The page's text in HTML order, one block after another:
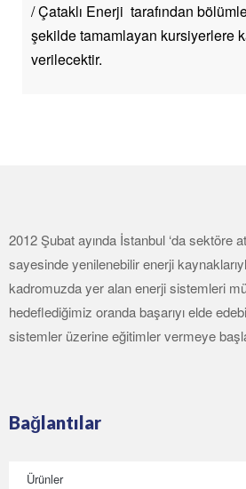
/ Çataklı Enerji tarafından
şekilde tamamlayan kursiyerlere
verilecektir.
2012 Şubat ayında İstanbul ‘da sektöre
sayesinde yenilenebilir enerji
kadromuzda yer alan enerji sistemleri
hedeflediğimiz oranda başarıyı elde
sistemler üzerine eğitimler vermeye
Bağlantılar
Ürünler